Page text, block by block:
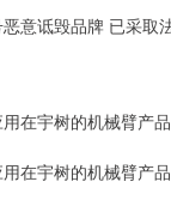
意诋毁品牌 已采取
在宇树的机械臂产
在宇树的机械臂产